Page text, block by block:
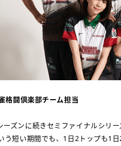
格闘倶楽部チーム担当
ーズンに続きセミファイナルシリ
う短い期間でも、1日2トップも1